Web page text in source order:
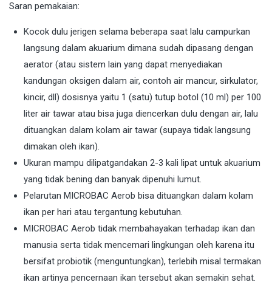
Saran pemakaian:
Kocok dulu jerigen selama beberapa saat lalu campurkan
langsung dalam akuarium dimana sudah dipasang dengan
aerator (atau sistem lain yang dapat menyediakan
kandungan oksigen dalam air, contoh air mancur, sirkulator,
kincir, dll) dosisnya yaitu 1 (satu) tutup botol (10 ml) per 100
liter air tawar atau bisa juga diencerkan dulu dengan air, lalu
dituangkan dalam kolam air tawar (supaya tidak langsung
dimakan oleh ikan).
Ukuran mampu dilipatgandakan 2-3 kali lipat untuk akuarium
yang tidak bening dan banyak dipenuhi lumut.
Pelarutan MICROBAC Aerob bisa dituangkan dalam kolam
ikan per hari atau tergantung kebutuhan.
MICROBAC Aerob tidak membahayakan terhadap ikan dan
manusia serta tidak mencemari lingkungan oleh karena itu
bersifat probiotik (menguntungkan), terlebih misal termakan
ikan artinya pencernaan ikan tersebut akan semakin sehat.